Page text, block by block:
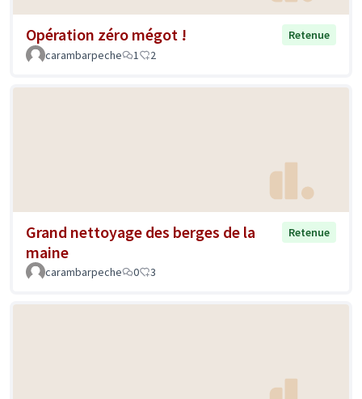
Opération zéro mégot !
Retenue
carambarpeche
1 2
Grand nettoyage des berges de la
maine
Retenue
carambarpeche 0 3